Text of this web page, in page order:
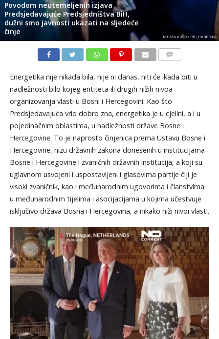
Povodom neutemeljenih izjava
Predsjedavajuće Predsjedništva BiH,
dužni smo javnosti ukazati na sljedeće
činje
MIRZA KRŠO / PR -HABER.BA
Energetika nije nikada bila, nije ni danas, niti će ikada biti u
nadležnosti bilo kojeg entiteta ili drugih nižih nivoa
organizovanja vlasti u Bosni i Hercegovini. Kao što
Predsjedavajuća vrlo dobro zna, energetika je u cjelini, a i u
pojedinačnim oblastima, u nadležnosti države Bosne i
Hercegovine. To je naprosto činjenica prema Ustavu Bosne i
Hercegovine, nizu državnih zakona donesenih u institucijama
Bosne i Hercegovine i zvaničnih državnih institucija, a koji su
uglavnom usvojeni i uspostavljeni i glasovima partije čiji je
visoki zvaničnik, kao i međunarodnim ugovorima i članstvima
u međunarodnim tijelima i asocijacijama u kojima učestvuje
isključivo država Bosna i Hercegovina, a nikako niži nivoi vlasti.